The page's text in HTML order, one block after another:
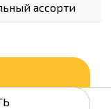
ассорти